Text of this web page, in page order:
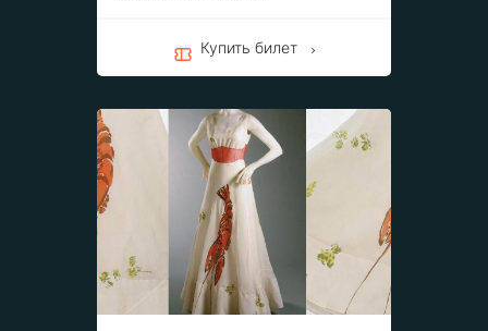
Купить билет